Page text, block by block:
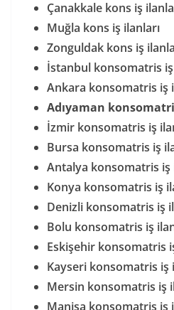
Çanakkale kons iş
Muğla kons iş ilanları
Zonguldak kons iş
İstanbul konsomatris iş
Ankara konsomatris iş
Adıyaman
İzmir konsomatris iş
Bursa konsomatris iş
Antalya konsomatris iş
Konya konsomatris iş
Denizli konsomatris iş
Bolu konsomatris iş
Eskişehir konsomatris
Kayseri konsomatris iş
Mersin konsomatris iş
Manisa konsomatris iş